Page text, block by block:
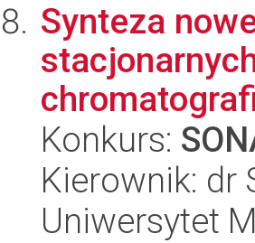
Synteza
Konkurs:
Kierownik: dr
Uniwersytet